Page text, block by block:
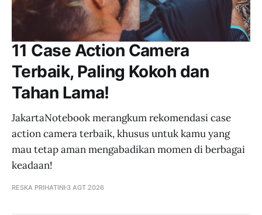
11 Case Action Camera
Terbaik, Paling Kokoh dan
Tahan Lama!
JakartaNotebook merangkum rekomendasi case
action camera terbaik, khusus untuk kamu yang
mau tetap aman mengabadikan momen di berbagai
keadaan!
RESKA PRIHATINI 3 AGT 2026